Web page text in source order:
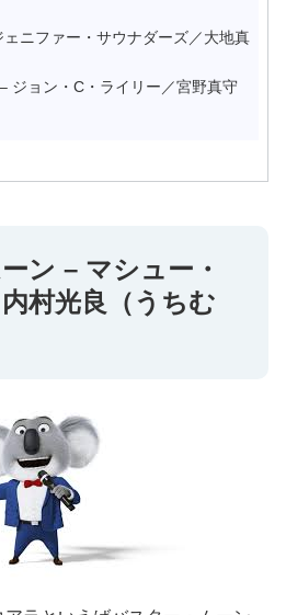
ニファー・サウナダーズ／大地真
ジョン・C・ライリー／宮野真守
ン – マシュー・
村光良（うちむ